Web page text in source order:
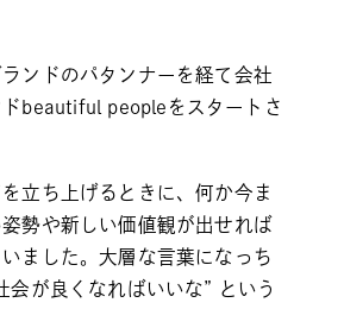
ンドのパタンナーを経て会社
ドbeautiful peopleをスタートさ
立ち上げるときに、何か今ま
勢や新しい価値観が出せれば
ました。大層な言葉になっち
会が良くなればいいな” という